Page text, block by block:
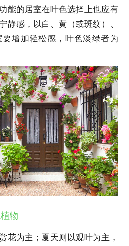
能的居室在叶色选择上也应有
静感，以白、黄（或斑纹）、
增加轻松感，叶色淡绿者为
物
花为主；夏天则以观叶为主，